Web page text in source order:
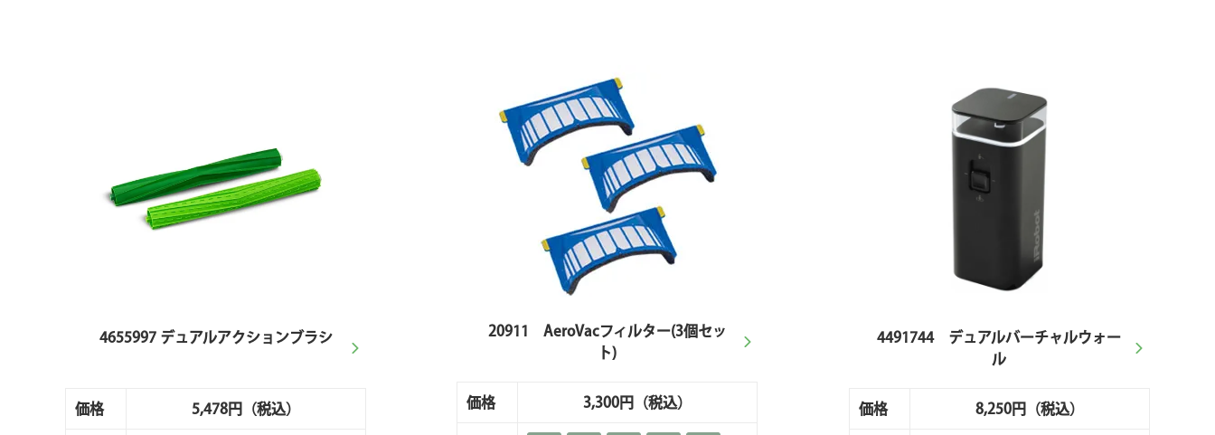
4655997 デュアルアクションブラシ
価格 5,478円 （税込）
20911 AeroVacフィルター(3個セッ
ト)
価格 3,300円 （税込）
4491744 デュアルバーチャルウォー
ル
価格 8,250円 （税込）